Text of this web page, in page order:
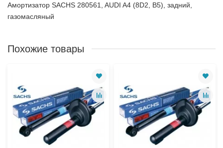
Амортизатор SACHS 280561, AUDI A4 (8D2, B5), задний,
газомасляный
Похожие товары